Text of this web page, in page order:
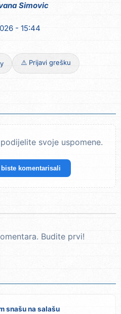
Simovic
- 15:44
⚠️ Prijavi grešku
svoje uspomene.
komentarisali
Budite prvi!
snašu na salašu